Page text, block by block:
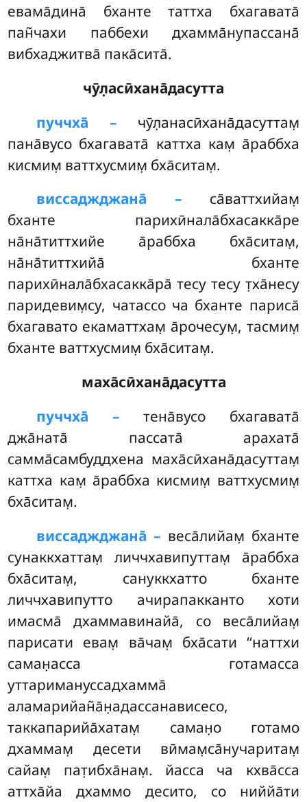
евама̄дина̄ бханте таттха бхагавата̄
пан̃чахи паббехи дхамма̄нупассана̄
вибхаджитва̄ пака̄сита̄.
чӯл̣асӣхана̄дасутта
пуччха̄ –чӯл̣анасӣхана̄дасуттам̣
пана̄вусо бхагавата̄ каттха кам̣ а̄раббха
кисмим̣ ваттхусмим̣ бха̄ситам̣.
виссаджджана̄ –са̄ваттхийам̣
бханте парихӣнала̄бхасакка̄ре
на̄на̄титтхийе а̄раббха бха̄ситам̣,
на̄на̄титтхийа̄ бханте
парихӣнала̄бхасакка̄ра̄ тесу тесу т̣ха̄несу
паридевим̣су, чатассо ча бханте париса̄
бхагавато екаматтхам̣ а̄рочесум̣, тасмим̣
бханте ваттхусмим̣ бха̄ситам̣.
маха̄сӣхана̄дасутта
пуччха̄ –тена̄вусо бхагавата̄
джа̄ната̄ пассата̄ арахата̄
самма̄самбуддхена маха̄сӣхана̄дасуттам̣
каттха кам̣ а̄раббха кисмим̣ ваттхусмим̣
бха̄ситам̣.
виссаджджана̄ – веса̄лийам̣ бханте
сунаккхаттам̣ личчхавипуттам̣ а̄раббха
бха̄ситам̣, сануккхатто бханте
личчхавипутто ачирапакканто хоти
имасма̄ дхаммавинайа̄, со веса̄лийам̣
парисати евам̣ ва̄чам̣ бха̄сати ‘‘наттхи
саман̣асса готамасса
уттаримануссадхамма̄
аламарийан̃а̄н̣адассанависесо,
таккапарийа̄хатам̣ саман̣о готамо
дхаммам̣ десети вӣмам̣са̄нучаритам̣
сайам̣ пат̣ибха̄нам̣. йасса ча кхва̄сса
аттха̄йа дхаммо десито, со ниййа̄ти